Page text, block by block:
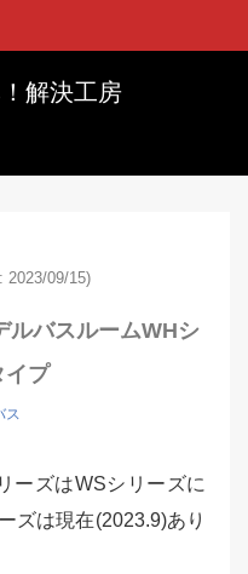
解決工房
2023/09/15)
ルバスルームWHシ
イプ
ス
ーズはWSシリーズに
ズは現在(2023.9)あり